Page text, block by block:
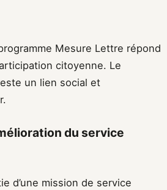
Mesure Lettre répond
citoyenne. Le
un lien social et
du service
d’une mission de service